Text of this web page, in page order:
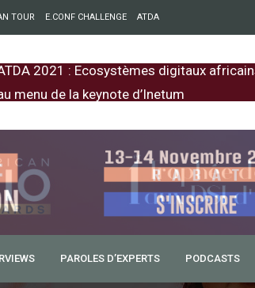
TOUR E.CONF CHALLENGE ATDA
2021 : Ecosystèmes digitaux
menu de la keynote d’Inetum
PAROLES D’EXPERTS PODCASTS